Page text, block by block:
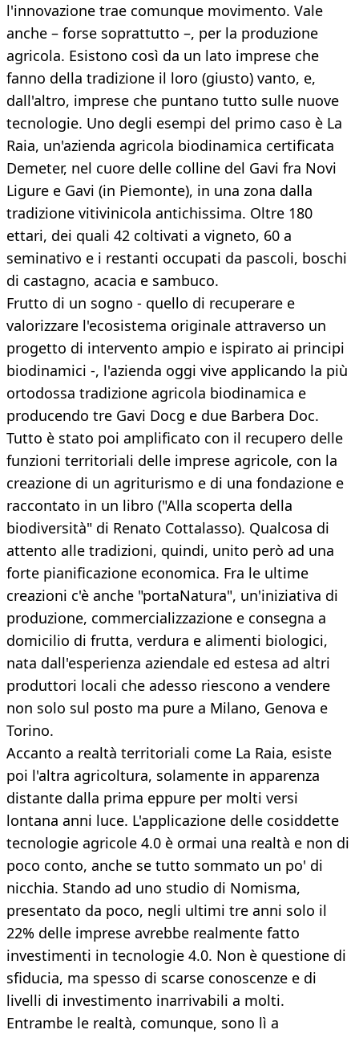
l'innovazione trae comunque movimento. Vale
anche – forse soprattutto –, per la produzione
agricola. Esistono così da un lato imprese che
fanno della tradizione il loro (giusto) vanto, e,
dall'altro, imprese che puntano tutto sulle nuove
tecnologie. Uno degli esempi del primo caso è La
Raia, un'azienda agricola biodinamica certificata
Demeter, nel cuore delle colline del Gavi fra Novi
Ligure e Gavi (in Piemonte), in una zona dalla
tradizione vitivinicola antichissima. Oltre 180
ettari, dei quali 42 coltivati a vigneto, 60 a
seminativo e i restanti occupati da pascoli, boschi
di castagno, acacia e sambuco.
Frutto di un sogno - quello di recuperare e
valorizzare l'ecosistema originale attraverso un
progetto di intervento ampio e ispirato ai principi
biodinamici -, l'azienda oggi vive applicando la più
ortodossa tradizione agricola biodinamica e
producendo tre Gavi Docg e due Barbera Doc.
Tutto è stato poi amplificato con il recupero delle
funzioni territoriali delle imprese agricole, con la
creazione di un agriturismo e di una fondazione e
raccontato in un libro ("Alla scoperta della
biodiversità" di Renato Cottalasso). Qualcosa di
attento alle tradizioni, quindi, unito però ad una
forte pianificazione economica. Fra le ultime
creazioni c'è anche "portaNatura", un'iniziativa di
produzione, commercializzazione e consegna a
domicilio di frutta, verdura e alimenti biologici,
nata dall'esperienza aziendale ed estesa ad altri
produttori locali che adesso riescono a vendere
non solo sul posto ma pure a Milano, Genova e
Torino.
Accanto a realtà territoriali come La Raia, esiste
poi l'altra agricoltura, solamente in apparenza
distante dalla prima eppure per molti versi
lontana anni luce. L'applicazione delle cosiddette
tecnologie agricole 4.0 è ormai una realtà e non di
poco conto, anche se tutto sommato un po' di
nicchia. Stando ad uno studio di Nomisma,
presentato da poco, negli ultimi tre anni solo il
22% delle imprese avrebbe realmente fatto
investimenti in tecnologie 4.0. Non è questione di
sfiducia, ma spesso di scarse conoscenze e di
livelli di investimento inarrivabili a molti.
Entrambe le realtà, comunque, sono lì a